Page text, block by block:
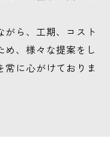
がら、工期、コスト
め、様々な提案をし
に心がけておりま